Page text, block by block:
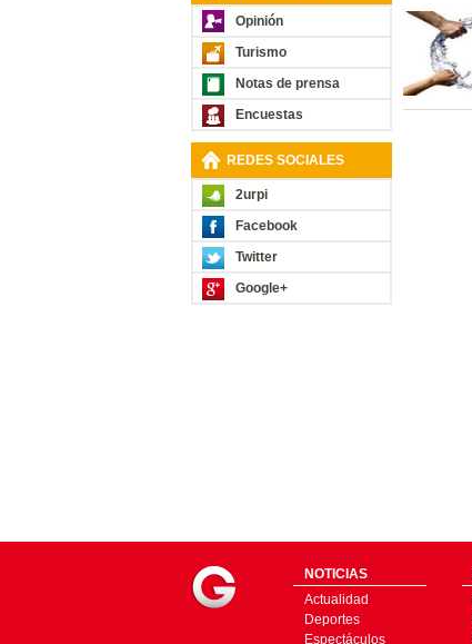
Opinión
Turismo
Notas de prensa
Encuestas
REDES SOCIALES
2urpi
Facebook
Twitter
Google+
NOTICIAS
Actualidad
Deportes
Espectáculos